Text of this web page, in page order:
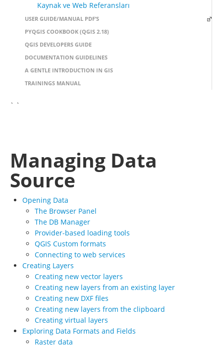
Kaynak ve Web Referansları
USER GUIDE/MANUAL PDF’S
PYQGIS COOKBOOK (QGIS 2.18)
QGIS DEVELOPERS GUIDE
DOCUMENTATION GUIDELINES
A GENTLE INTRODUCTION IN GIS
TRAININGS MANUAL
` `
Managing Data
Source
Opening Data
The Browser Panel
The DB Manager
Provider-based loading tools
QGIS Custom formats
Connecting to web services
Creating Layers
Creating new vector layers
Creating new layers from an existing layer
Creating new DXF files
Creating new layers from the clipboard
Creating virtual layers
Exploring Data Formats and Fields
Raster data